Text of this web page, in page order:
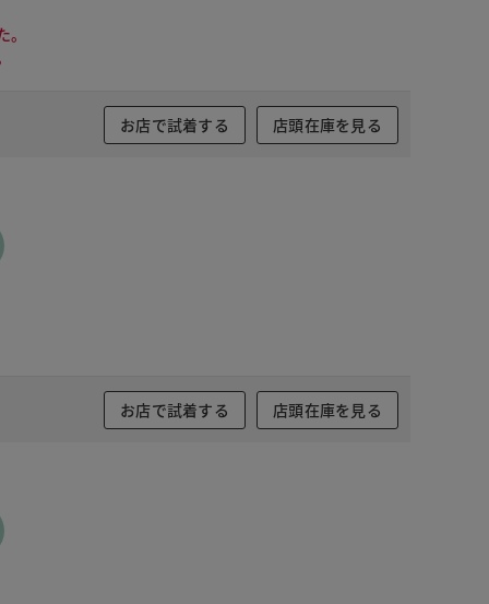
お店で試着する 店頭在庫を見る
お店で試着する 店頭在庫を見る